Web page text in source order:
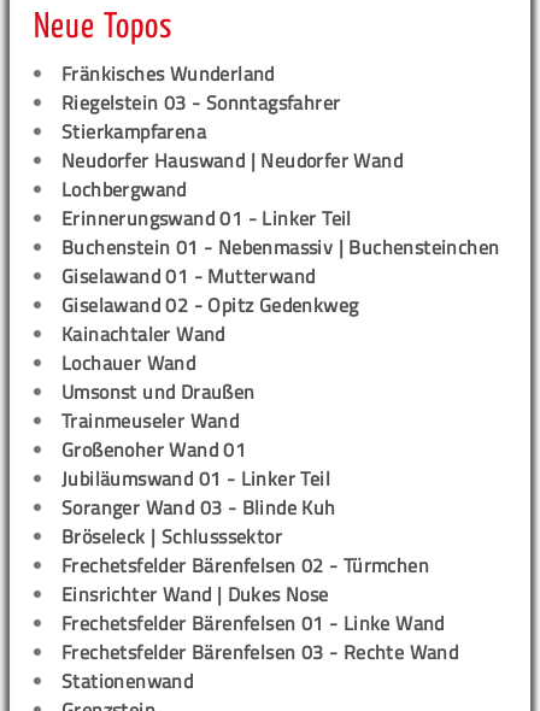
Neue Topos
Fränkisches Wunderland
Riegelstein 03 - Sonntagsfahrer
Stierkampfarena
Neudorfer Hauswand | Neudorfer Wand
Lochbergwand
Erinnerungswand 01 - Linker Teil
Buchenstein 01 - Nebenmassiv | Buchensteinchen
Giselawand 01 - Mutterwand
Giselawand 02 - Opitz Gedenkweg
Kainachtaler Wand
Lochauer Wand
Umsonst und Draußen
Trainmeuseler Wand
Großenoher Wand 01
Jubiläumswand 01 - Linker Teil
Soranger Wand 03 - Blinde Kuh
Bröseleck | Schlusssektor
Frechetsfelder Bärenfelsen 02 - Türmchen
Einsrichter Wand | Dukes Nose
Frechetsfelder Bärenfelsen 01 - Linke Wand
Frechetsfelder Bärenfelsen 03 - Rechte Wand
Stationenwand